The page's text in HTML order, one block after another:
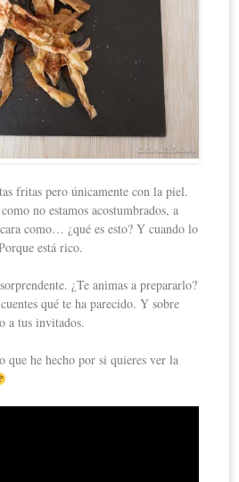
fritas pero únicamente con la piel.
no estamos acostumbrados, a
como… ¿qué es esto? Y cuando lo
está rico.
¿Te animas a prepararlo?
qué te ha parecido. Y sobre
a tus invitados.
que he hecho por si quieres ver la